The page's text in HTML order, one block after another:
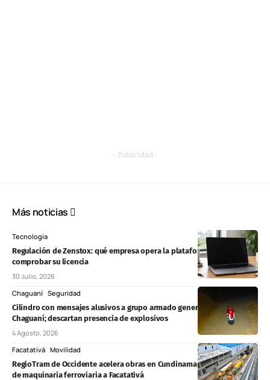
- Publicidad -
Más noticias
Tecnología
Regulación de Zenstox: qué empresa opera la plataforma y cómo
comprobar su licencia
30 Julio, 2026
Chaguaní Seguridad
Cilindro con mensajes alusivos a grupo armado genera alerta en
Chaguaní; descartan presencia de explosivos
4 Agosto, 2026
Facatativá Movilidad
RegioTram de Occidente acelera obras en Cundinamarca con llegada
de maquinaria ferroviaria a Facatativá